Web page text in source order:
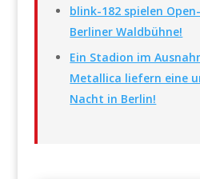
blink-182 spielen
Berliner Waldbühne!
Ein Stadion im
Metallica liefern eine
Nacht in Berlin!